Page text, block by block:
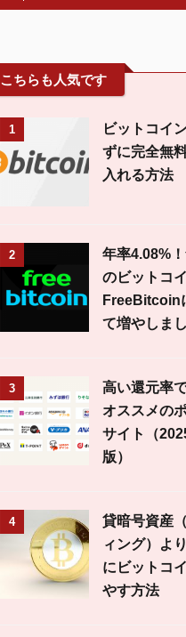
こちらも人気です
1
ビットコイ
ずに完全無
入れる方法
2
年率4.08%
のビットコ
FreeBitcoin
て増やしま
3
高い還元率
オススメの
サイト（
版）
4
貸暗号資産
ィング）よ
にビットコ
やす方法